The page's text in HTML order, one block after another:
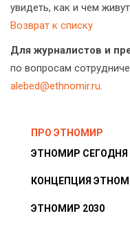
увидеть, как и чем
Возврат к списку
Для журналистов и
по вопросам
alebed@ethnomir.ru.
ПРО ЭТНОМИР
ЭТНОМИР СЕГОДНЯ
КОНЦЕПЦИЯ
ЭТНОМИР 2030